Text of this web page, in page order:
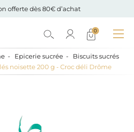
offerte dès 80€ d’achat
0
Epicerie sucrée
Biscuits sucrés
noisette 200 g - Croc déli Drôme